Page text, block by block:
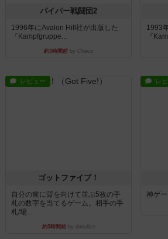
パイパー戦闘団2
1996年にAvalon Hill社が出版した
『Kampfgruppe...
約3時間前 by Chaco
1993
『
レビュー
ゴットファイブ！
自分の前に背を向けて並ぶ5枚の手
札の数字を当てるゲーム。相手の手
札/場...
約5時間前by daisdice
レ
神ゲー